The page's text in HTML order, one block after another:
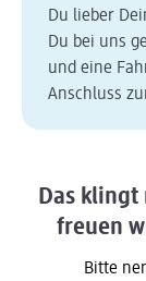
Du lieber
Du bei uns
und eine
Anschluss
Das klingt
freuen
Bitte